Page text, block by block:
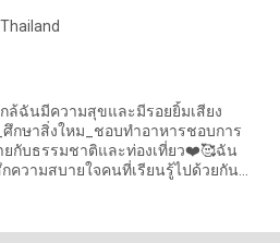
ล้ฉันมีความสุขและมีรอยยิ้มเสียง
ศึกษาสิ่งใหม_ชอบทำอาหารชอบการ
กับธรรมชาติและท่องเที่ยว❤️🥰ฉัน
ความสบายใจคนที่เรียนรู้ไปด้วยกัน